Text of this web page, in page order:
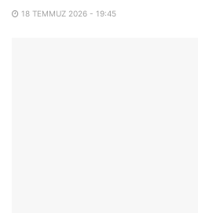
18 TEMMUZ 2026 - 19:45